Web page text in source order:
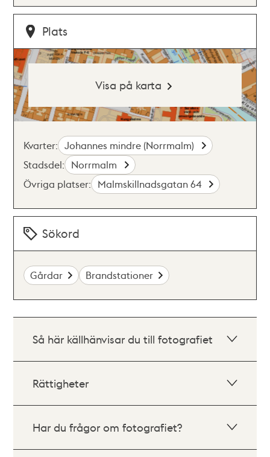
Plats
Visa på karta
Kvarter: Johannes mindre (Norrmalm)
Stadsdel: Norrmalm
Övriga platser: Malmskillnadsgatan 64
Sökord
Gårdar Brandstationer
Så här källhänvisar du till fotografiet
Rättigheter
Har du frågor om fotografiet?